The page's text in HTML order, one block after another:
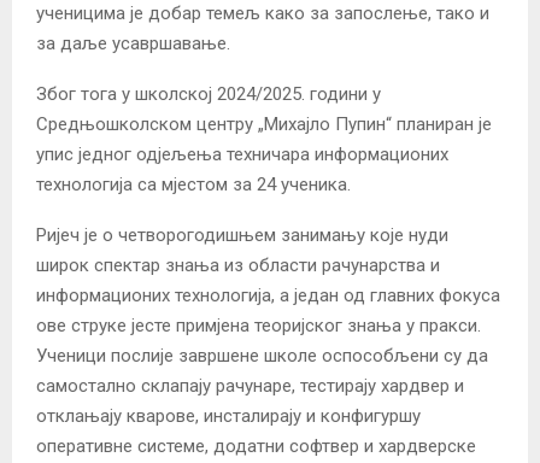
ученицима је добар темељ како за запослење, тако и
за даље усавршавање.
Због тога у школској 2024/2025. години у
Средњошколском центру „Михајло Пупин“ планиран је
упис једног одјељења техничара информационих
технологија са мјестом за 24 ученика.
Ријеч је о четворогодишњем занимању које нуди
широк спектар знања из области рачунарства и
информационих технологија, а један од главних фокуса
ове струке јесте примјена теоријског знања у пракси.
Ученици послије завршене школе оспособљени су да
самостално склапају рачунаре, тестирају хардвер и
отклањају кварове, инсталирају и конфигуршу
оперативне системе, додатни софтвер и хардверске